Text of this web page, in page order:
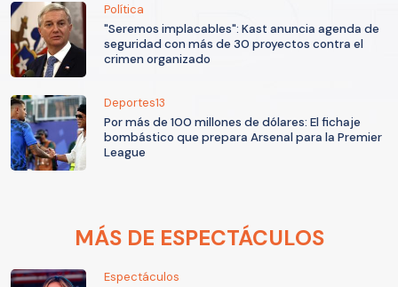
Política
"Seremos implacables": Kast anuncia agenda de
seguridad con más de 30 proyectos contra el
crimen organizado
Deportes13
Por más de 100 millones de dólares: El fichaje
bombástico que prepara Arsenal para la Premier
League
MÁS DE ESPECTÁCULOS
Espectáculos